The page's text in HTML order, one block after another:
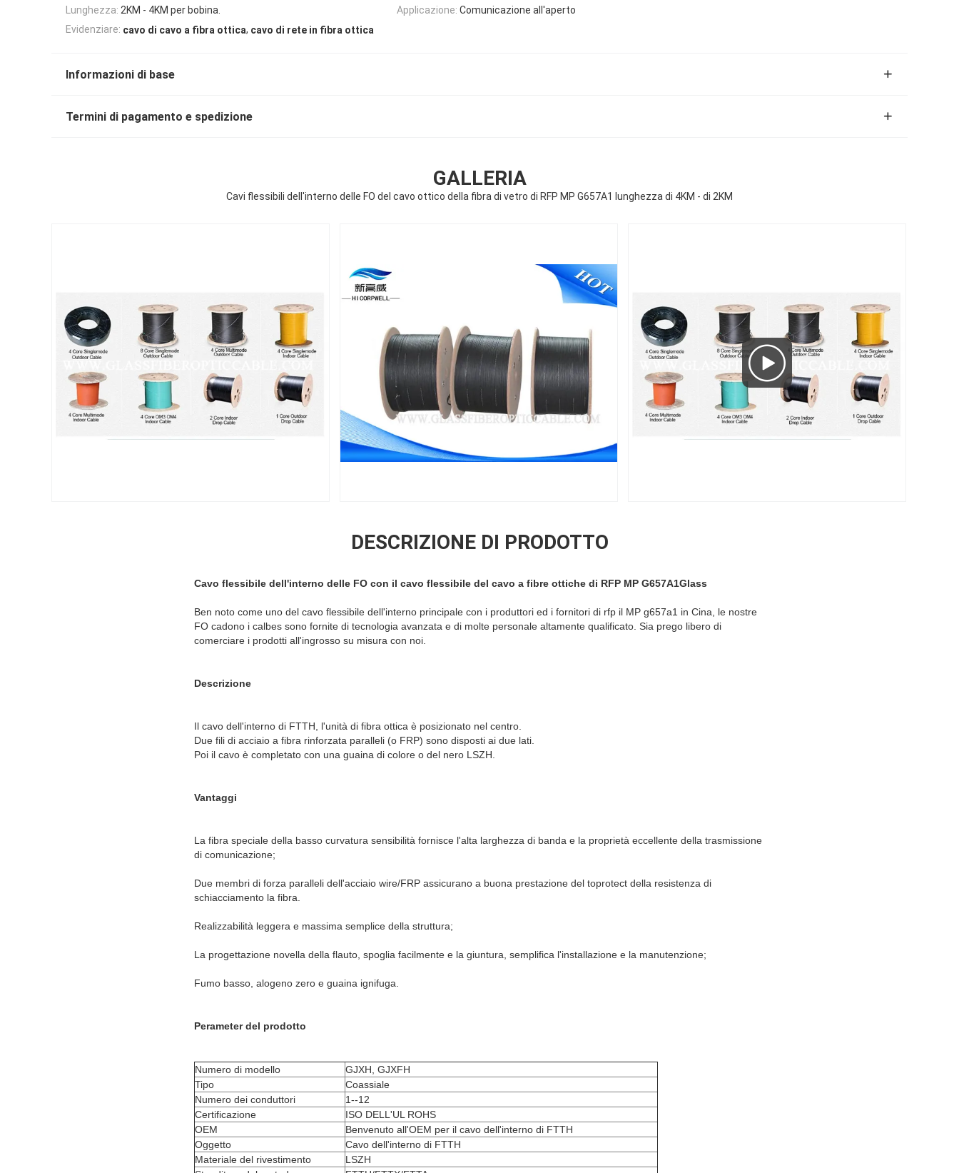
Lunghezza: 2KM - 4KM per bobina. Applicazione: Comunicazione all'aperto
Evidenziare: cavo di cavo a fibra ottica, cavo di rete in fibra ottica
Informazioni di base
Termini di pagamento e spedizione
GALLERIA
Cavi flessibili dell'interno delle FO del cavo ottico della fibra di vetro di RFP MP G657A1 lunghezza di 4KM - di 2KM
DESCRIZIONE DI PRODOTTO
Cavo flessibile dell'interno delle FO con il cavo flessibile del cavo a fibre ottiche di RFP MP G657A1Glass
Ben noto come uno del cavo flessibile dell'interno principale con i produttori ed i fornitori di rfp il MP g657a1 in Cina, le nostre
FO cadono i calbes sono fornite di tecnologia avanzata e di molte personale altamente qualificato. Sia prego libero di
comerciare i prodotti all'ingrosso su misura con noi.
Descrizione
Il cavo dell'interno di FTTH, l'unità di fibra ottica è posizionato nel centro.
Due fili di acciaio a fibra rinforzata paralleli (o FRP) sono disposti ai due lati.
Poi il cavo è completato con una guaina di colore o del nero LSZH.
Vantaggi
La fibra speciale della basso curvatura sensibilità fornisce l'alta larghezza di banda e la proprietà eccellente della trasmissione
di comunicazione;
Due membri di forza paralleli dell'acciaio wire/FRP assicurano a buona prestazione del toprotect della resistenza di
schiacciamento la fibra.
Realizzabilità leggera e massima semplice della struttura;
La progettazione novella della flauto, spoglia facilmente e la giuntura, semplifica l'installazione e la manutenzione;
Fumo basso, alogeno zero e guaina ignifuga.
Perameter del prodotto
Numero di modello
GJXH, GJXFH
Tipo
Coassiale
Numero dei conduttori
1--12
Certificazione
ISO DELL'UL ROHS
OEM
Benvenuto all'OEM per il cavo dell'interno di FTTH
Oggetto
Cavo dell'interno di FTTH
Materiale del rivestimento
LSZH